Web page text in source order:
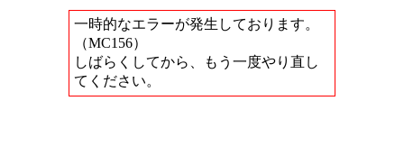
一時的なエラーが発生しております。
（MC156）
しばらくしてから、もう一度やり直し
てください。